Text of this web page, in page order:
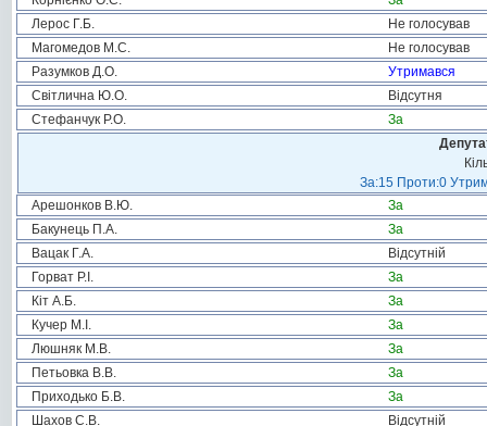
Лерос Г.Б.
Не голосував
Магомедов М.С.
Не голосував
Разумков Д.О.
Утримався
Світлична Ю.О.
Відсутня
Стефанчук Р.О.
За
За:15 Проти:0
Арешонков В.Ю.
За
Бакунець П.А.
За
Вацак Г.А.
Відсутній
Горват Р.І.
За
Кіт А.Б.
За
Кучер М.І.
За
Люшняк М.В.
За
Петьовка В.В.
За
Приходько Б.В.
За
Шахов С.В.
Відсутній